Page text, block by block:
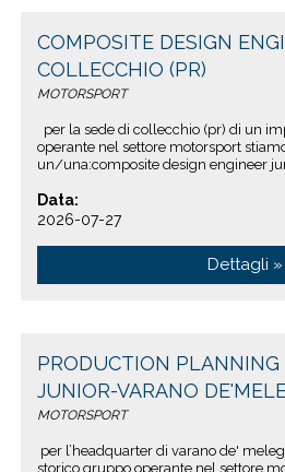
COMPOSITE DESIGN
COLLECCHIO (PR)
MOTORSPORT
per la sede di collecchio (pr) di un
operante nel settore motorsport
un/una:composite design engineer
Data:
2026-07-27
Dettagli »
PRODUCTION PLANNING
JUNIOR-VARANO
MOTORSPORT
per l’headquarter di varano de'
storico gruppo operante nel settore